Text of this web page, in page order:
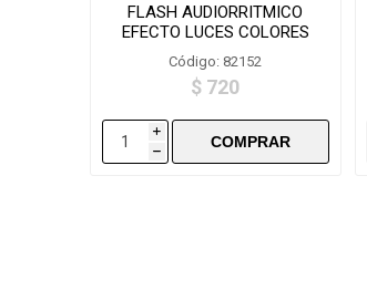
FLASH AUDIORRITMICO
EFECTO LUCES COLORES
RGB
Código: 82152
$ 720
i
h